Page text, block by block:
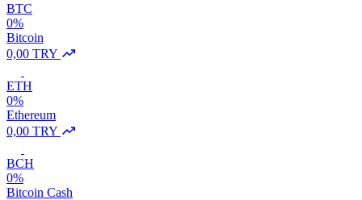
BTC
0%
Bitcoin
0,00 TRY
ETH
0%
Ethereum
0,00 TRY
BCH
0%
Bitcoin Cash